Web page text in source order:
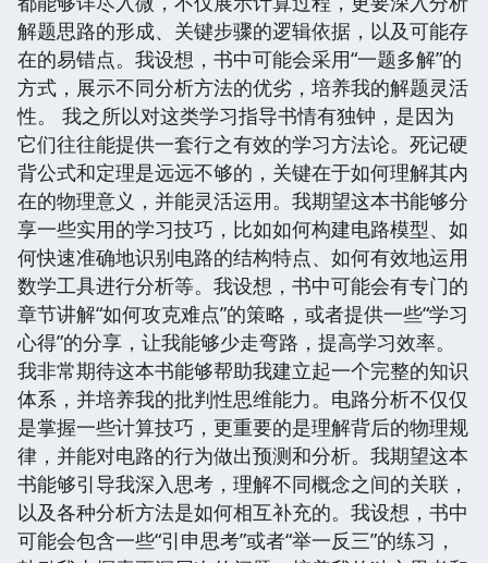
解题思路的形成、关键步骤的逻辑依据，以及可能存
在的易错点。我设想，书中可能会采用“一题多解”的
方式，展示不同分析方法的优劣，培养我的解题灵活
性。 我之所以对这类学习指导书情有独钟，是因为
它们往往能提供一套行之有效的学习方法论。死记硬
背公式和定理是远远不够的，关键在于如何理解其内
在的物理意义，并能灵活运用。我期望这本书能够分
享一些实用的学习技巧，比如如何构建电路模型、如
何快速准确地识别电路的结构特点、如何有效地运用
数学工具进行分析等。我设想，书中可能会有专门的
章节讲解“如何攻克难点”的策略，或者提供一些“学习
心得”的分享，让我能够少走弯路，提高学习效率。
我非常期待这本书能够帮助我建立起一个完整的知识
体系，并培养我的批判性思维能力。电路分析不仅仅
是掌握一些计算技巧，更重要的是理解背后的物理规
律，并能对电路的行为做出预测和分析。我期望这本
书能够引导我深入思考，理解不同概念之间的关联，
以及各种分析方法是如何相互补充的。我设想，书中
可能会包含一些“引申思考”或者“举一反三”的练习，